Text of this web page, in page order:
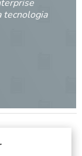
tecnologia